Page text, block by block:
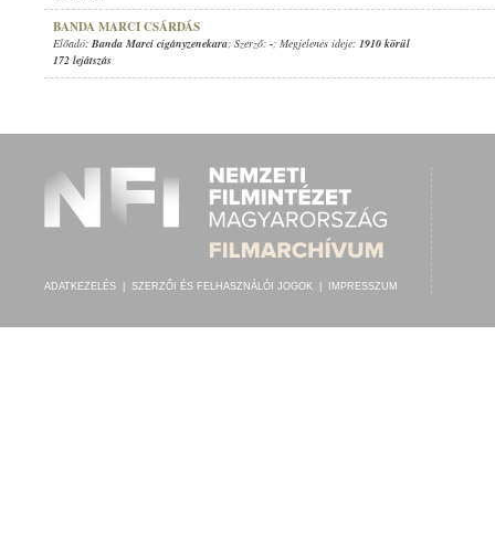
BANDA MARCI CSÁRDÁS
Előadó: Banda Marci cigányzenekara; Szerző: -; Megjelenés ideje: 1910 körül
172 lejátszás
ADATKEZELÉS SZERZŐI ÉS FELHASZNÁLÓI JOGOK IMPRESSZUM